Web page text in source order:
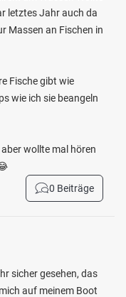
letztes Jahr auch da
Massen an Fischen in
Fische gibt wie
wie ich sie beangeln
wollte mal hören
0 Beiträge
sicher gesehen, das
auf meinem Boot